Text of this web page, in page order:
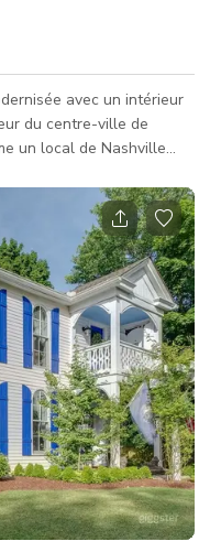
avec un intérieur
du centre-ville de
tout ce qui est à l'est.
pour un café
pourrez prendre un
tout, à seulement 1,5 mile